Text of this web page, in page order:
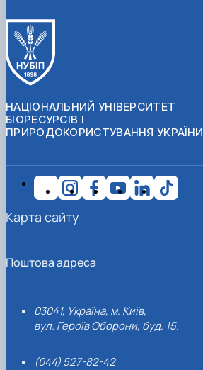
НАЦІОНАЛЬНИЙ УНІВЕРСИТЕТ
БІОРЕСУРСІВ І
ПРИРОДОКОРИСТУВАННЯ УКРАЇНИ
Поштова адреса
03041, Україна, м. Київ,
вул. Героїв Оборони, буд. 15.
(044) 527-82-42
Карта сайту